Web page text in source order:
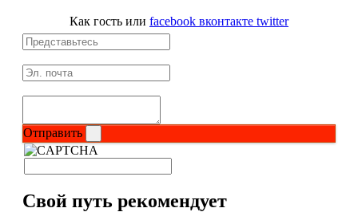
НАЗАД
Ремни и перчатки
Прочее
Как гость или facebook вконтакте twitter
Отправить
Свой путь рекомендует